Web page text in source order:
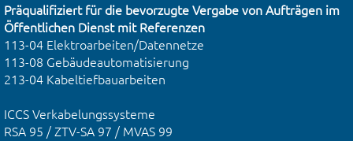
Präqualifiziert für die bevorzugte Vergabe von Aufträgen im
Öffentlichen Dienst mit Referenzen
113-04 Elektroarbeiten/Datennetze
113-08 Gebäudeautomatisierung
213-04 Kabeltiefbauarbeiten
ICCS Verkabelungssysteme
RSA 95 / ZTV-SA 97 / MVAS 99